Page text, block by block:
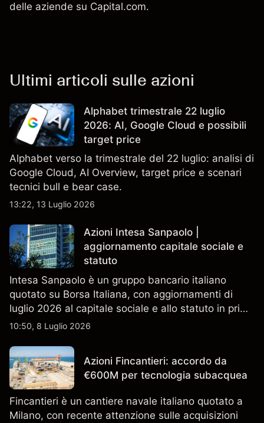
delle aziende su Capital.com.
Ultimi articoli sulle azioni
Alphabet trimestrale 22 luglio
2026: AI, Google Cloud e possibili
target price
Alphabet verso la trimestrale del 22 luglio: analisi di
Google Cloud, AI Overview, target price e scenari
tecnici bull e bear case.
13:22, 13 Luglio 2026
Azioni Intesa Sanpaolo |
aggiornamento capitale sociale e
statuto
Intesa Sanpaolo è un gruppo bancario italiano
quotato su Borsa Italiana, con aggiornamenti di
luglio 2026 al capitale sociale e allo statuto in primo
piano. Esplora i target price ISP di terze parti e
un indicatore affidabile dei risultati futuri.
10:50, 8 Luglio 2026
Azioni Fincantieri: accordo da
€600M per tecnologia subacquea
Fincantieri è un cantiere navale italiano quotato a
Milano, con recente attenzione sulle acquisizioni